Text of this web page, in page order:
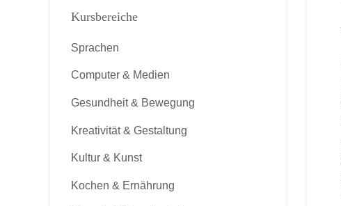
Kursbereiche
Sprachen
Computer & Medien
Gesundheit & Bewegung
Kreativität & Gestaltung
Kultur & Kunst
Kochen & Ernährung